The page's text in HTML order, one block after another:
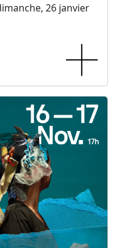
26 janvier